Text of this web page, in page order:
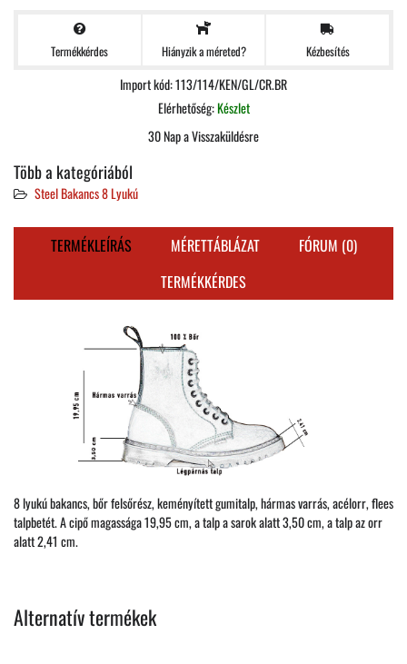
Termékkérdes Hiányzik a méreted? Kézbesítés
Import kód: 113/114/KEN/GL/CR.BR
Elérhetőség:Készlet
30 Nap a Visszaküldésre
Több a kategóriából
Steel Bakancs 8 Lyukú
TERMÉKLEÍRÁS MÉRETTÁBLÁZAT
FÓRUM (0)
TERMÉKKÉRDES
8 lyukú bakancs, bőr felsőrész, keményített gumitalp, hármas varrás, acélorr, flees
talpbetét. A cipő magassága 19,95 cm, a talp a sarok alatt 3,50 cm, a talp az orr
alatt 2,41 cm.
Alternatív termékek